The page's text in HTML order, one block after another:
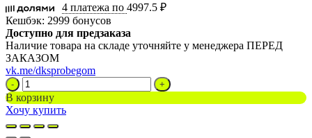
4 платежа по 4997.5 ₽
Кешбэк: 2999 бонусов
Доступно для предзаказа
Наличие товара на складе уточняйте у менеджера ПЕРЕД
ЗАКАЗОМ
vk.me/dksprobegom
Количество
товара
Автокресло
Peppy
Gtour
В корзину
Хочу купить